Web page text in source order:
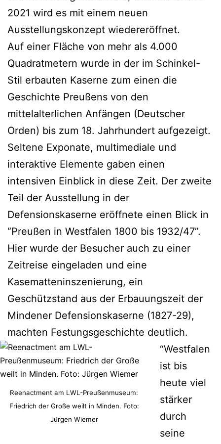
2021 wird es mit einem neuen
Ausstellungskonzept wiedereröffnet.
Auf einer Fläche von mehr als 4.000
Quadratmetern wurde in der im Schinkel-
Stil erbauten Kaserne zum einen die
Geschichte Preußens von den
mittelalterlichen Anfängen (Deutscher
Orden) bis zum 18. Jahrhundert aufgezeigt.
Seltene Exponate, multimediale und
interaktive Elemente gaben einen
intensiven Einblick in diese Zeit. Der zweite
Teil der Ausstellung in der
Defensionskaserne eröffnete einen Blick in
“Preußen in Westfalen 1800 bis 1932/47”.
Hier wurde der Besucher auch zu einer
Zeitreise eingeladen und eine
Kasematteninszenierung, ein
Geschützstand aus der Erbauungszeit der
Mindener Defensionskaserne (1827-29),
machten Festungsgeschichte deutlich.
Reenactment am LWL-Preußenmuseum:
Friedrich der Große weilt in Minden. Foto:
Jürgen Wiemer
“Westfalen
ist bis
heute viel
stärker
durch
seine